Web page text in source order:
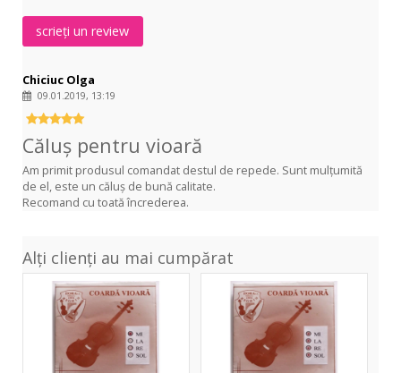
scrieți un review
Chiciuc Olga
09.01.2019, 13:19
Căluș pentru vioară
Am primit produsul comandat destul de repede. Sunt mulțumită
de el, este un căluș de bună calitate.
Recomand cu toată încrederea.
Alți clienți au mai cumpărat